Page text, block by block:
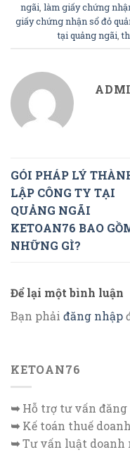
ngãi làm giấy chứng
giấy chứng nhận sổ đỏ
tại quảng ngãi ,
GÓI PHÁP LÝ
LẬP CÔNG TY TẠI
QUẢNG NGÃI
KETOAN76 BAO
NHỮNG GÌ?
Để lại một bình luận
Bạn phải đăng nhập
KETOAN76
➥Hỗ trợ tư vấn
➥Kế toán thuế
➥Tư vấn luật doanh